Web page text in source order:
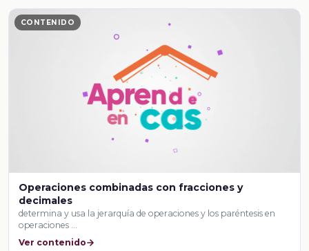
CONTENIDO
Operaciones combinadas con fracciones y
decimales
determina y usa la jerarquía de operaciones y los paréntesis en
operaciones …
Ver contenido